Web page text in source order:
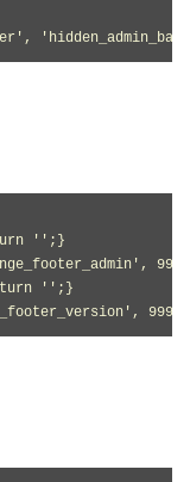
'';}
'';}